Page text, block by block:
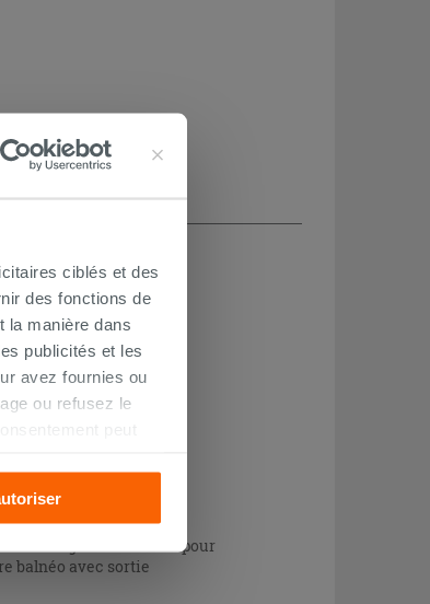
ciblés et des
des fonctions de
la manière dans
publicités et les
avez fournies ou
ou refusez le
peut
de vidange Jacuzzi Silk pour
balnéo avec sortie